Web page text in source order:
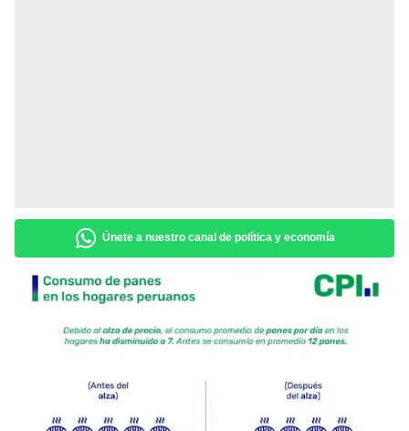
Únete a nuestro canal de política y economía